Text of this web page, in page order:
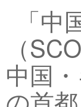
「
（
中国